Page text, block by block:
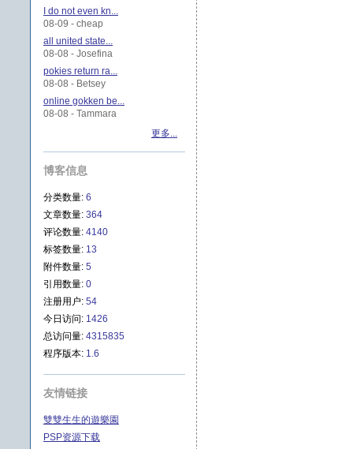
I do not even kn...
08-09 - cheap
all united state...
08-08 - Josefina
pokies return ra...
08-08 - Betsey
online gokken be...
08-08 - Tammara
更多...
博客信息
分类数量: 6
文章数量: 364
评论数量: 4140
标签数量: 13
附件数量: 5
引用数量: 0
注册用户: 54
今日访问: 1426
总访问量: 4315835
程序版本: 1.6
友情链接
雙雙生生的遊樂園
PSP资源下载